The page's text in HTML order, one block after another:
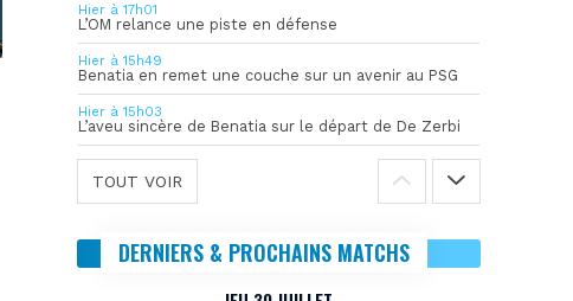
Hier à 17h01
L’OM relance une piste en défense
Hier à 15h49
Benatia en remet une couche sur un avenir au PSG
Hier à 15h03
L’aveu sincère de Benatia sur le départ de De Zerbi
TOUT VOIR
DERNIERS & PROCHAINS MATCHS